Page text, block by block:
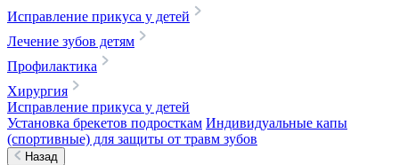
Исправление прикуса у детей
Лечение зубов детям
Профилактика
Хирургия
Исправление прикуса у детей
Установка брекетов подросткам Индивидуальные капы
(спортивные) для защиты от травм зубов
Назад